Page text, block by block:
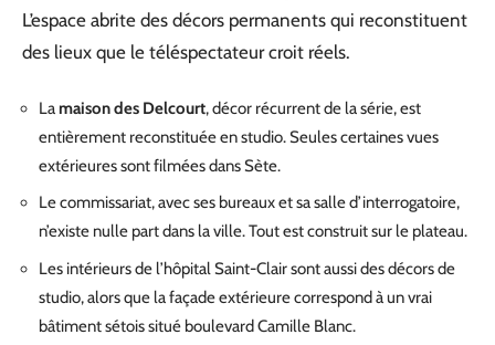
L’espace abrite des décors permanents qui reconstituent
des lieux que le téléspectateur croit réels.
Lamaison des Delcourt, décor récurrent de la série, est
entièrement reconstituée en studio. Seules certaines vues
extérieures sont filmées dans Sète.
Le commissariat, avec ses bureaux et sa salle d’interrogatoire,
n’existe nulle part dans la ville. Tout est construit sur le plateau.
Les intérieurs de l’hôpital Saint-Clair sont aussi des décors de
studio, alors que la façade extérieure correspond à un vrai
bâtiment sétois situé boulevard Camille Blanc.